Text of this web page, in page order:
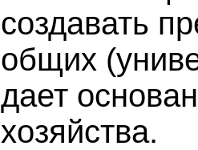
создавать
общих
дает
хозяйства.